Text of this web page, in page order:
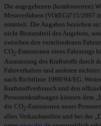
Die angegebenen (kombinierten)
Messverfahren (VO(EG)715/2007
ermittelt. Die Angaben beziehen
nicht Bestandteil des Angebots,
zwischen den verschiedenen
CO2-Emissionen eines Fahrzeugs
Ausnutzung des Kraftstoffs durch
Fahrverhalten und anderen
nach Richtlinie 1999/94/EG.
Kraftstoffverbrauch und den
Personenkraftwagen können dem
die CO2-Emissionen neuer
allen Verkaufsstellen und bei der